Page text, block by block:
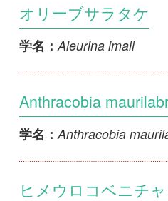
学名： Anthracobia maurilabra
ヤケノヒメダイダイタケ
学名：Anthracobia sp.